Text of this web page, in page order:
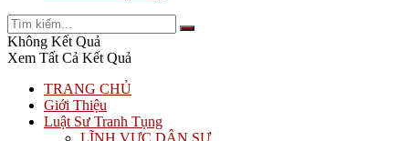
Không Kết Quả
Xem Tất Cả Kết Quả
TRANG CHỦ
Giới Thiệu
Luật Sư Tranh Tụng
LĨNH VỰC DÂN SỰ